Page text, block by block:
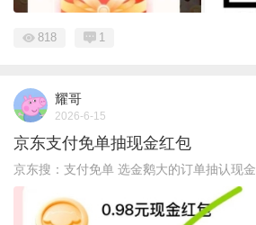
818 1
耀哥
2026-6-15
京东支付免单抽现金红包
京东搜：支付免单 选金鹅大的订单抽认现金